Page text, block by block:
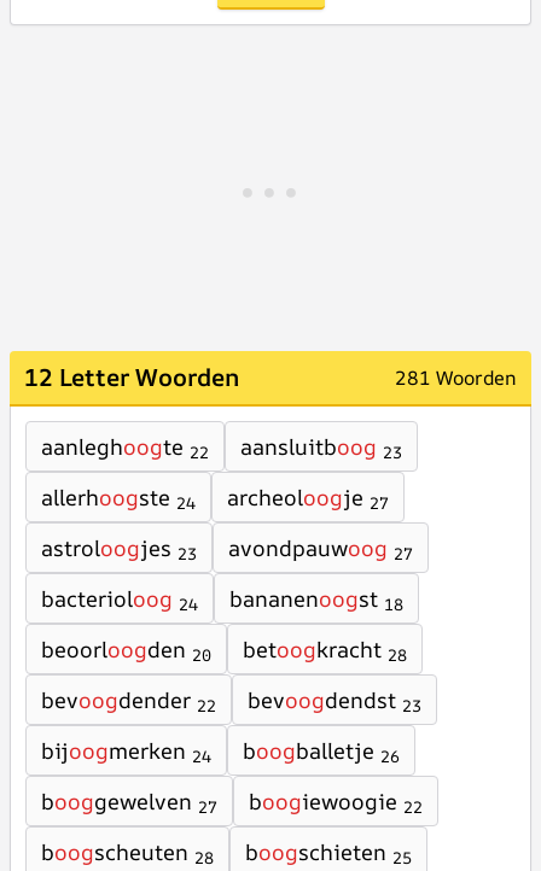
12 Letter Woorden 281 Woorden
aanleghoogte 22 aansluitboog 23
allerhoogste 24 archeoloogje 27
astroloogjes 23 avondpauwoog 27
bacterioloog 24 bananenoogst 18
beoorloogden 20 betoogkracht 28
bevoogdender 22 bevoogdendst 23
bijoogmerken 24 boogballetje 26
booggewelven 27 boogiewoogie 22
boogscheuten 28 boogschieten 25